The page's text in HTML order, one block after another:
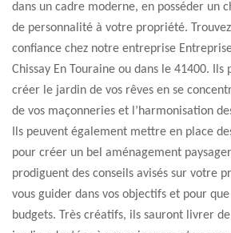
dans un cadre moderne, en posséder un
de personnalité à votre propriété.
confiance chez notre entreprise
Chissay En Touraine ou dans le 41400. Ils
créer le jardin de vos rêves en se
de vos maçonneries et l’harmonisation
Ils peuvent également mettre en place
pour créer un bel aménagement
prodiguent des conseils avisés sur votre
vous guider dans vos objectifs et pour
budgets. Très créatifs, ils sauront livrer